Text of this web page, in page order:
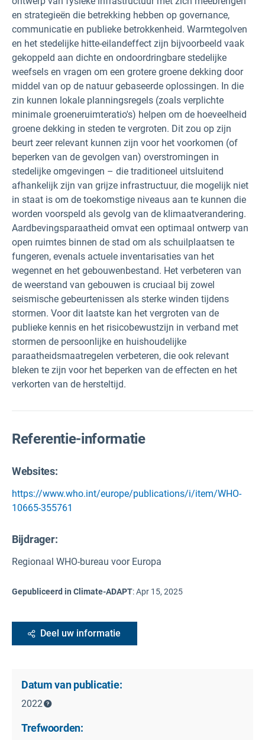
en strategieën die betrekking hebben op governance,
communicatie en publieke betrokkenheid. Warmtegolven
en het stedelijke hitte-eilandeffect zijn bijvoorbeeld vaak
gekoppeld aan dichte en ondoordringbare stedelijke
weefsels en vragen om een grotere groene dekking door
middel van op de natuur gebaseerde oplossingen. In die
zin kunnen lokale planningsregels (zoals verplichte
minimale groeneruimteratio's) helpen om de hoeveelheid
groene dekking in steden te vergroten. Dit zou op zijn
beurt zeer relevant kunnen zijn voor het voorkomen (of
beperken van de gevolgen van) overstromingen in
stedelijke omgevingen – die traditioneel uitsluitend
afhankelijk zijn van grijze infrastructuur, die mogelijk niet
in staat is om de toekomstige niveaus aan te kunnen die
worden voorspeld als gevolg van de klimaatverandering.
Aardbevingsparaatheid omvat een optimaal ontwerp van
open ruimtes binnen de stad om als schuilplaatsen te
fungeren, evenals actuele inventarisaties van het
wegennet en het gebouwenbestand. Het verbeteren van
de weerstand van gebouwen is cruciaal bij zowel
seismische gebeurtenissen als sterke winden tijdens
stormen. Voor dit laatste kan het vergroten van de
publieke kennis en het risicobewustzijn in verband met
stormen de persoonlijke en huishoudelijke
paraatheidsmaatregelen verbeteren, die ook relevant
bleken te zijn voor het beperken van de effecten en het
verkorten van de hersteltijd.
Referentie-informatie
Websites:
https://www.who.int/europe/publications/i/item/WHO-
10665-355761
Bijdrager:
Regionaal WHO-bureau voor Europa
Gepubliceerd in Climate-ADAPT:Apr 15, 2025
Deel uw informatie
Datum van publicatie:
2022
Trefwoorden: